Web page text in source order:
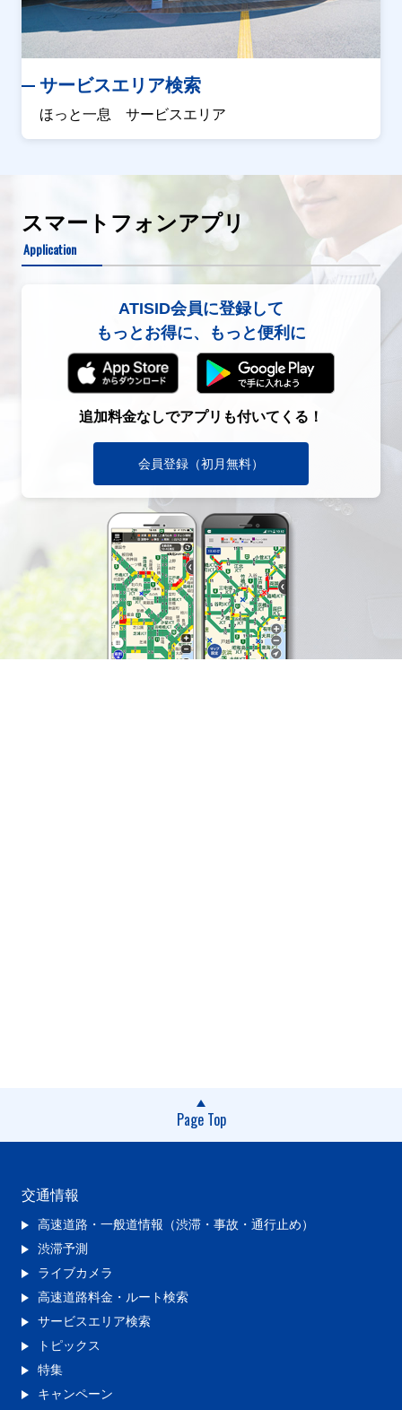
サービスエリア検索
ほっと一息 サービスエリア
スマートフォンアプリ
Application
ATISID会員に登録して
もっとお得に、もっと便利に
追加料金なしでアプリも付いてくる！
会員登録（初月無料）
Page Top
交通情報
高速道路・一般道情報（渋滞・事故・通行止め）
渋滞予測
ライブカメラ
高速道路料金・ルート検索
サービスエリア検索
トピックス
特集
キャンペーン